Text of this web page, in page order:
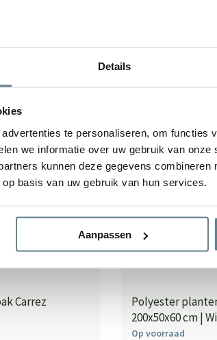
Details
te personaliseren, om functies
we informatie over uw gebruik van
kunnen deze gegevens combineren
basis van uw gebruik van hun services.
Aanpassen
Carrez
Polyester
200x50x60 cm |
Op voorraad